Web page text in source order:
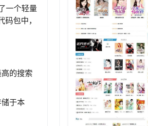
一个轻量
包中，
的搜索
于本